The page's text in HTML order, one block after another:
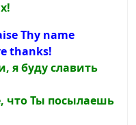
Thy name
thanks!
я буду славить
что Ты посылаешь